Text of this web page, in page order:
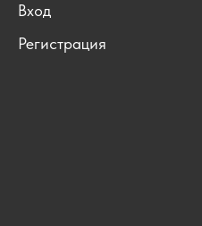
Вход
Регистрация